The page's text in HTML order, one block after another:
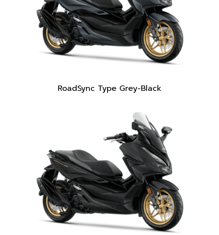
RoadSync Type Grey-Black